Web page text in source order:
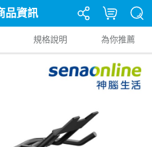
品資訊
規格說明 為你推薦